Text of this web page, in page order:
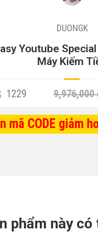
DUONGK
Youtube
Máy Kiếm
1229 9,976,000
mã CODE giảm
CODE giảm hơn
phẩm này